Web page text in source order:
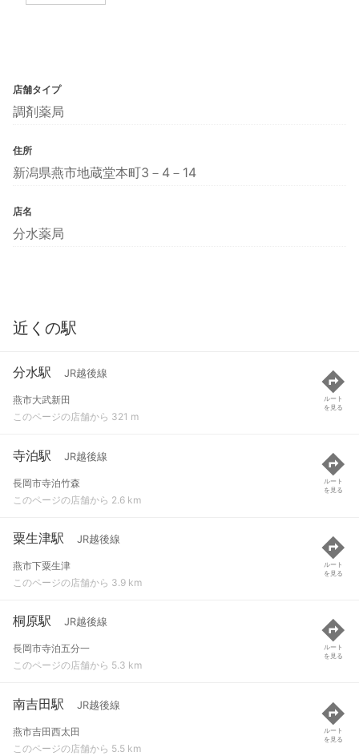
店舗タイプ
調剤薬局
住所
新潟県燕市地蔵堂本町3－4－14
店名
分水薬局
近くの駅
分水駅 JR越後線
燕市大武新田
このページの店舗から 321 m
ルート
を見る
寺泊駅 JR越後線
長岡市寺泊竹森
このページの店舗から 2.6 km
ルート
を見る
粟生津駅 JR越後線
燕市下粟生津
このページの店舗から 3.9 km
ルート
を見る
桐原駅 JR越後線
長岡市寺泊五分一
このページの店舗から 5.3 km
ルート
を見る
南吉田駅 JR越後線
燕市吉田西太田
このページの店舗から 5.5 km
ルート
を見る